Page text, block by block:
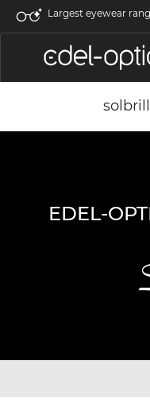
Largest eyewear
EDEL-